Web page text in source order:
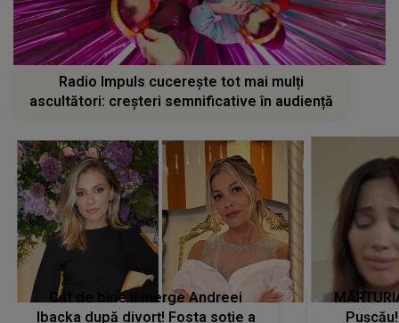
Radio Impuls cucerește tot mai mulți
ascultători: creșteri semnificative în audiență
Cât de bine îi merge Andreei
Ibacka după divorț! Fosta soție a